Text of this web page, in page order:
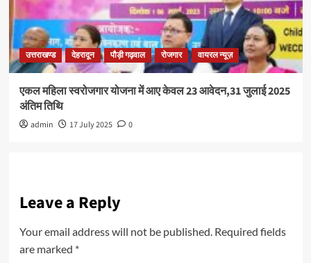
उत्तराखण्ड देहरादून पौड़ी गढ़वाल रोजगार वायरल न्यूज़
एकल महिला स्वरोजगार योजना में आए केवल 23 आवेदन,31 जुलाई 2025
अंतिम तिथि
admin 17 July 2025 0
Leave a Reply
Your email address will not be published. Required fields
are marked *